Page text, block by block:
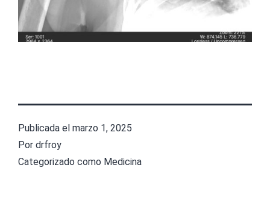
Publicada el marzo 1, 2025
Por drfroy
Categorizado como Medicina